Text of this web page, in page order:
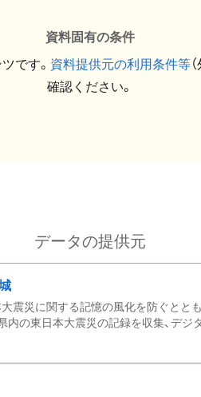
資料固有の条件
です。 資料提供元の利用条件等
確認ください。
データの提供元
震災に関する記憶の風化を防ぐとと
内の東日本大震災の記録を収集、デジ